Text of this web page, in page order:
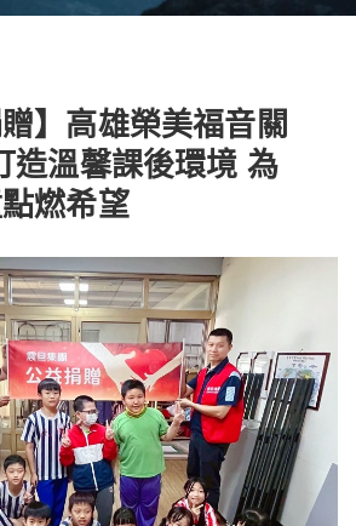
贈】高雄榮美福音關
造溫馨課後環境 為
燃希望